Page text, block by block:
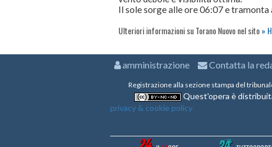
Il sole sorge alle ore 06:07 e tramonta
Ulteriori informazioni su Torano Nuovo nel sito
amministrazione Contatta la
Registrazione alla sezione stampa del
Quest'opera è
privacy & cookie policy